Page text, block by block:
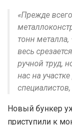
«Прежде
тонн
весь
ручной труд,
нас на
Новый бункер
приступили к